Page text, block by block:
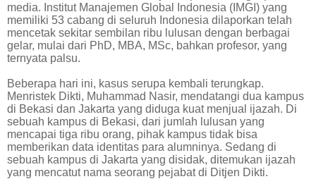
media. Institut Manajemen Global Indonesia (IMGI) yang
memiliki 53 cabang di seluruh Indonesia dilaporkan telah
mencetak sekitar sembilan ribu lulusan dengan berbagai
gelar, mulai dari PhD, MBA, MSc, bahkan profesor, yang
ternyata palsu.
Beberapa hari ini, kasus serupa kembali terungkap.
Menristek Dikti, Muhammad Nasir, mendatangi dua kampus
di Bekasi dan Jakarta yang diduga kuat menjual ijazah. Di
sebuah kampus di Bekasi, dari jumlah lulusan yang
mencapai tiga ribu orang, pihak kampus tidak bisa
memberikan data identitas para alumninya. Sedang di
sebuah kampus di Jakarta yang disidak, ditemukan ijazah
yang mencatut nama seorang pejabat di Ditjen Dikti.